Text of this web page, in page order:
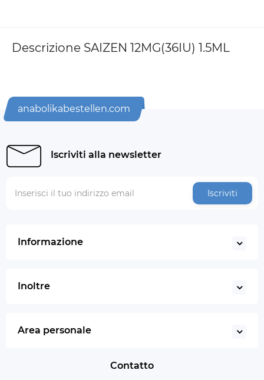
Descrizione SAIZEN 12MG(36IU) 1.5ML
anabolikabestellen.com
Iscriviti alla newsletter
Iscriviti
Informazione
Inoltre
Area personale
Contatto